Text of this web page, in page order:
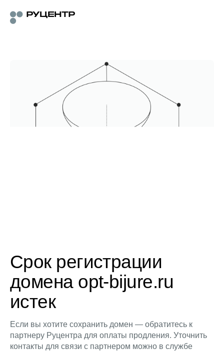
Срок регистрации
домена opt-bijure.ru
истек
Если вы хотите сохранить домен — обратитесь к
партнеру Руцентра для оплаты продления. Уточнить
контакты для связи с партнером можно в службе